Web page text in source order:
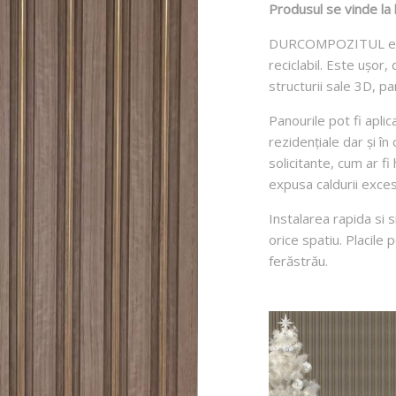
Produsul se vinde la
DURCOMPOZITUL
reciclabil. Este ușor,
structurii sale 3D,
Panourile pot fi
rezidențiale dar și în
solicitante, cum ar fi
expusa caldurii
Instalarea rapida si
orice spatiu. Placile
ferăstrău.